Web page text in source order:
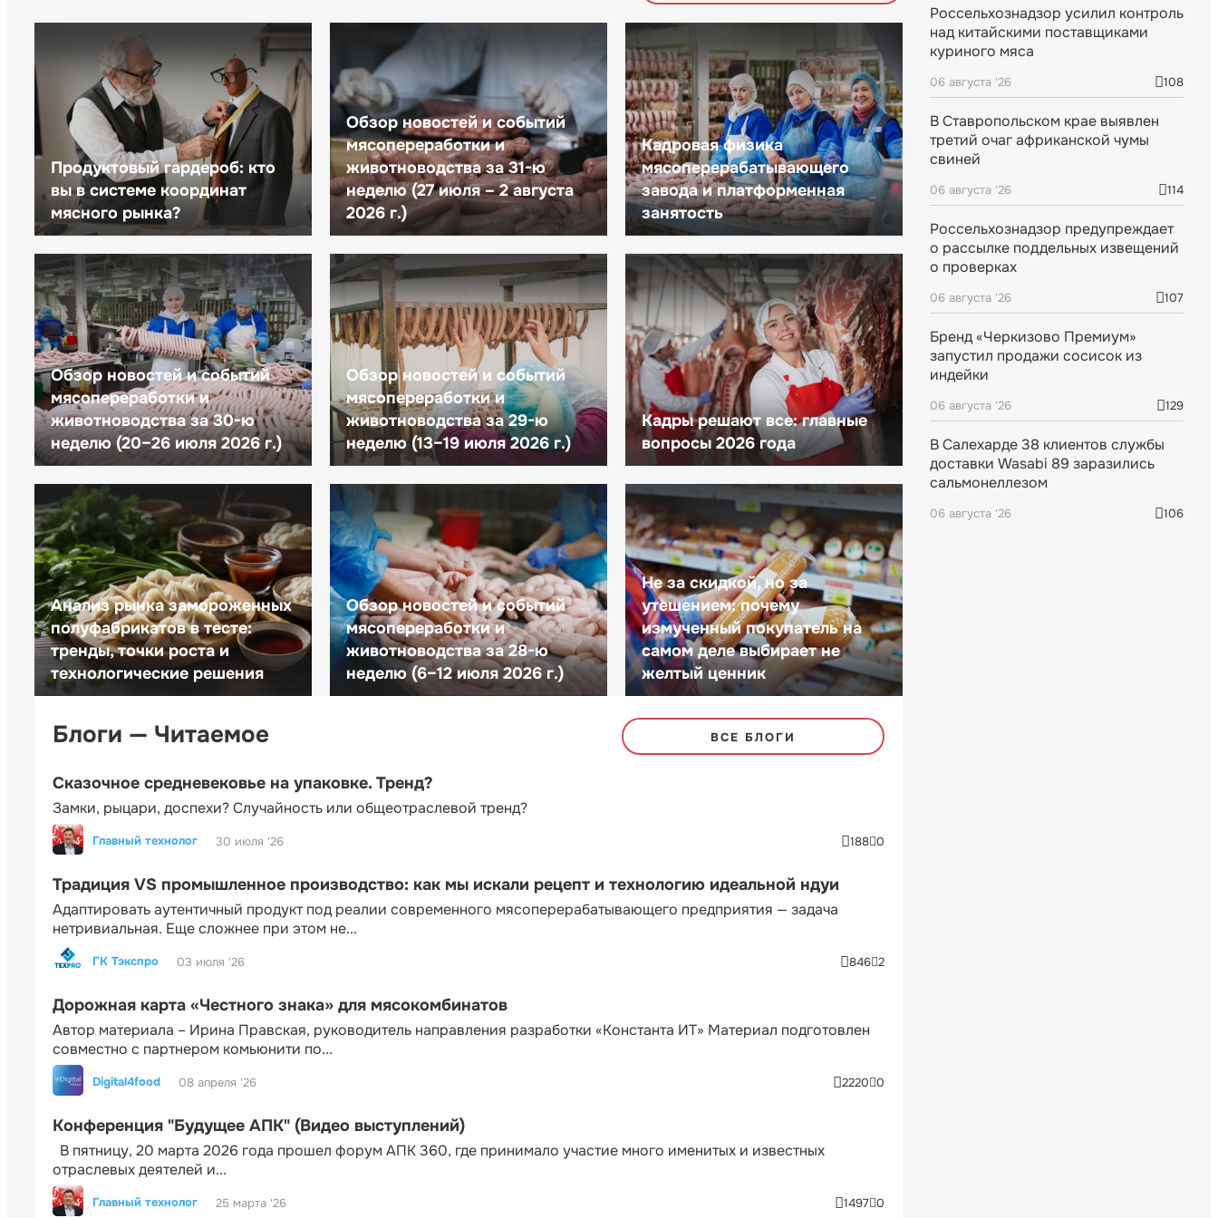
Продуктовый гардероб: кто
вы в системе координат
мясного рынка?
Обзор новостей и событий
мясопереработки и
животноводства за 31-ю
неделю (27 июля – 2 августа
2026 г.)
Кадровая физика
мясоперерабатывающего
завода и платформенная
занятость
Обзор новостей и событий
мясопереработки и
животноводства за 30-ю
неделю (20–26 июля 2026 г.)
Обзор новостей и событий
мясопереработки и
животноводства за 29-ю
неделю (13–19 июля 2026 г.)
Кадры решают все: главные
вопросы 2026 года
Анализ рынка замороженных
полуфабрикатов в тесте:
тренды, точки роста и
технологические решения
Обзор новостей и событий
мясопереработки и
животноводства за 28-ю
неделю (6–12 июля 2026 г.)
Не за скидкой, но за
утешением: почему
измученный покупатель на
самом деле выбирает не
желтый ценник
Блоги — Читаемое ВСЕ БЛОГИ
Сказочное средневековье на упаковке. Тренд?
Замки, рыцари, доспехи? Случайность или общеотраслевой тренд?
Главный технолог 30 июля '26 188 0
Традиция VS промышленное производство: как мы искали рецепт и технологию идеальной ндуи
Адаптировать аутентичный продукт под реалии современного мясоперерабатывающего предприятия — задача
нетривиальная. Еще сложнее при этом не...
ГК Тэкспро 03 июля '26 846 2
Дорожная карта «Честного знака» для мясокомбинатов
Автор материала – Ирина Правская, руководитель направления разработки «Константа ИТ» Материал подготовлен
совместно с партнером комьюнити по...
Digital4food 08 апреля '26 2220 0
Конференция "Будущее АПК" (Видео выступлений)
В пятницу, 20 марта 2026 года прошел форум АПК 360, где принимало участие много именитых и известных
отраслевых деятелей и...
Главный технолог 25 марта '26 1497 0
Россельхознадзор усилил контроль
над китайскими поставщиками
куриного мяса
06 августа '26 108
В Ставропольском крае выявлен
третий очаг африканской чумы
свиней
06 августа '26 114
Россельхознадзор предупреждает
о рассылке поддельных извещений
о проверках
06 августа '26 107
Бренд «Черкизово Премиум»
запустил продажи сосисок из
индейки
06 августа '26 129
В Салехарде 38 клиентов службы
доставки Wasabi 89 заразились
сальмонеллезом
06 августа '26 106